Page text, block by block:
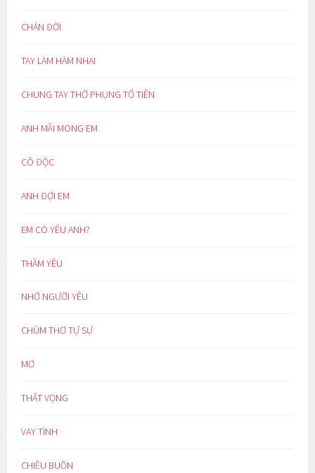
CHÁN ĐỜI
TAY LÀM HÀM NHAI
CHUNG TAY THỜ PHỤNG TỔ TIÊN
ANH MÃI MONG EM
CÔ ĐỘC
ANH ĐỢI EM
EM CÓ YÊU ANH?
THẦM YÊU
NHỚ NGƯỜI YÊU
CHÙM THƠ TỰ SỰ
MƠ
THẤT VỌNG
VAY TÌNH
CHIỀU BUỒN